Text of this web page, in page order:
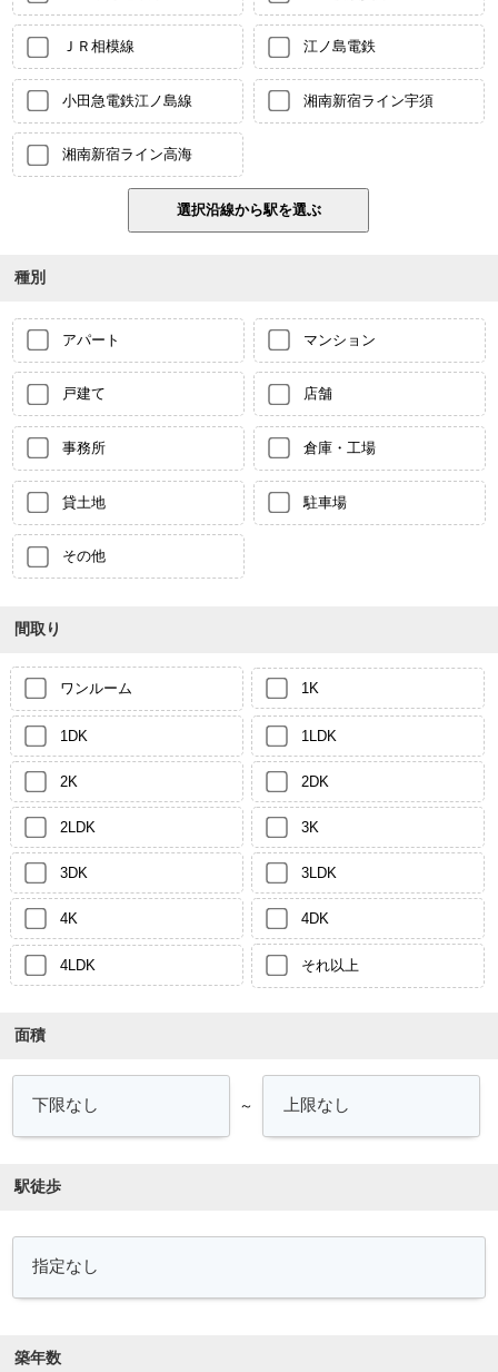
ＪＲ相模線 江ノ島電鉄
小田急電鉄江ノ島線 湘南新宿ライン宇須
湘南新宿ライン高海
種別
アパート マンション
戸建て 店舗
事務所 倉庫・工場
貸土地 駐車場
その他
間取り
ワンルーム 1K
1DK 1LDK
2K 2DK
2LDK 3K
3DK 3LDK
4K 4DK
4LDK それ以上
面積
～
駅徒歩
築年数